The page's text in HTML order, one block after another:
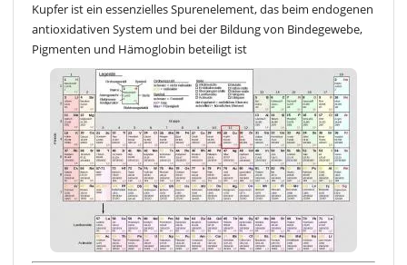
Kupfer ist ein essenzielles Spurenelement, das beim endogenen
antioxidativen System und bei der Bildung von Bindegewebe,
Pigmenten und Hämoglobin beteiligt ist